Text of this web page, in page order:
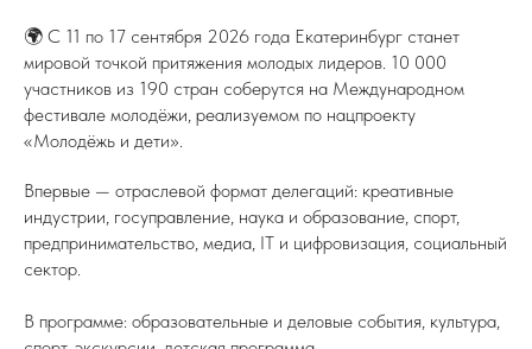
🌍 С 11 по 17 сентября 2026 года Екатеринбург станет
мировой точкой притяжения молодых лидеров. 10 000
участников из 190 стран соберутся на Международном
фестивале молодёжи, реализуемом по нацпроекту
«Молодёжь и дети».
Впервые — отраслевой формат делегаций: креативные
индустрии, госуправление, наука и образование, спорт,
предпринимательство, медиа, IT и цифровизация, социальный
сектор.
В программе: образовательные и деловые события, культура,